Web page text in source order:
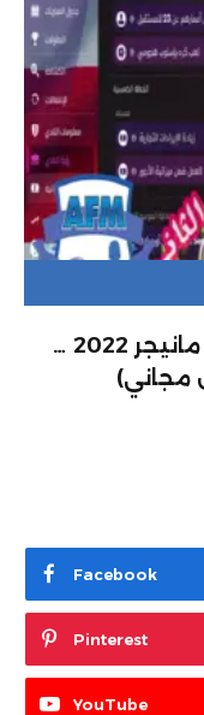
برنامج اللغه العربيه فتبول مانيجر 2022 …
مجاني)
Facebook
Pinterest
YouTube